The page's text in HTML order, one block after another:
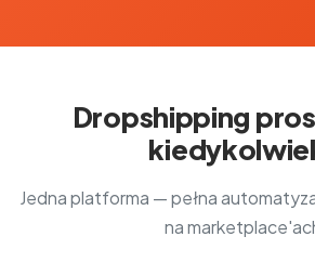
Dropshipping
Jedna platforma — pełna
na